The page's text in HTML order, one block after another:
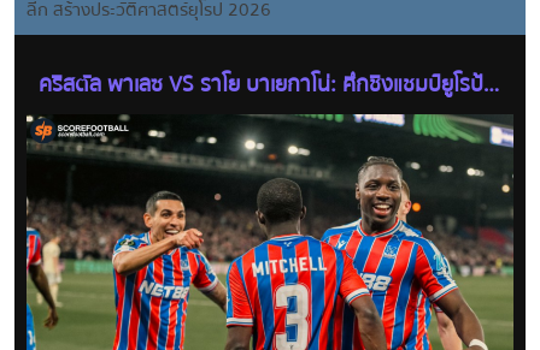
ลีก สร้างประวัติศาสตร์ยุโรป 2026
คริสตัล พาเลซ VS ราโย บาเยกาโน่: ศึกชิงแชมป์ยูโรป้า
คอนเฟอเรนซ์ ลีก สร้างประวัติศาสตร์ยุโรป 2026